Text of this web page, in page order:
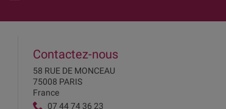
Contactez-nous
58 RUE DE MONCEAU
75008 PARIS
France
07 44 74 36 23